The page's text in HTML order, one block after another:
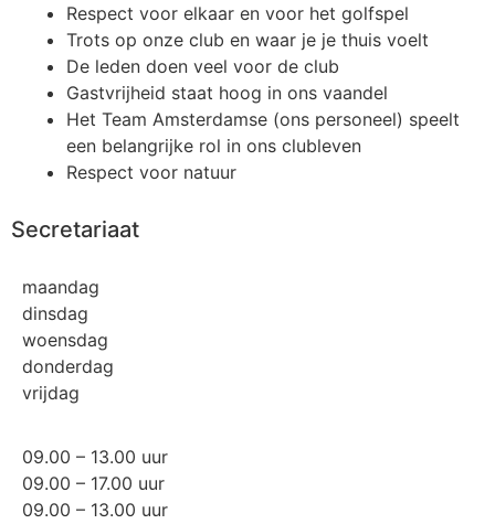
Respect voor elkaar en voor het golfspel
Trots op onze club en waar je je thuis voelt
De leden doen veel voor de club
Gastvrijheid staat hoog in ons vaandel
Het Team Amsterdamse (ons personeel) speelt
een belangrijke rol in ons clubleven
Respect voor natuur
Secretariaat
maandag
dinsdag
woensdag
donderdag
vrijdag
09.00 – 13.00 uur
09.00 – 17.00 uur
09.00 – 13.00 uur